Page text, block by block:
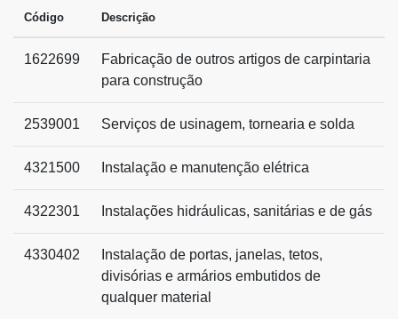
Código Descrição
1622699
Fabricação de outros artigos de carpintaria
para construção
2539001 Serviços de usinagem, tornearia e solda
4321500 Instalação e manutenção elétrica
4322301 Instalações hidráulicas, sanitárias e de gás
4330402
Instalação de portas, janelas, tetos,
divisórias e armários embutidos de
qualquer material